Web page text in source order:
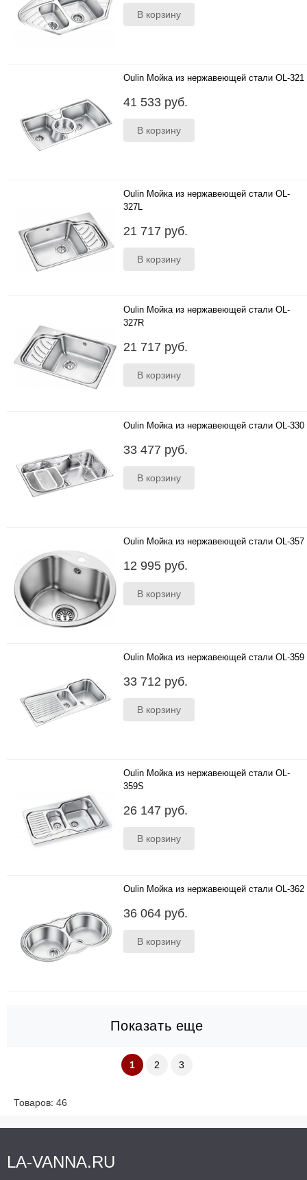
Oulin Мойка из нержавеющей стали OL-321
толщина стали 1.0 мм; исполнение- сварная;
41 533 руб.
Oulin Мойка из нержавеющей стали OL-
327L
толщина стали 1.0 мм; исполнение- моноблок;
21 717 руб.
Oulin Мойка из нержавеющей стали OL-
327R
толщина стали 1.0 мм; исполнение- моноблок;
21 717 руб.
Oulin Мойка из нержавеющей стали OL-330
стали 1.0 мм; исполнение- моноблок; система
33 477 руб.
Oulin Мойка из нержавеющей стали OL-357
стали 1.0 мм; исполнение- моноблок; система
12 995 руб.
Oulin Мойка из нержавеющей стали OL-359
33 712 руб.
Oulin Мойка из нержавеющей стали OL-
359S
толщина стали 1.0 мм; исполнение- сварная;
26 147 руб.
Oulin Мойка из нержавеющей стали OL-362
стали 1.0 мм; исполнение- сварная; система
36 064 руб.
Показать еще
1 2 3
Товаров: 46
LA-VANNA.RU